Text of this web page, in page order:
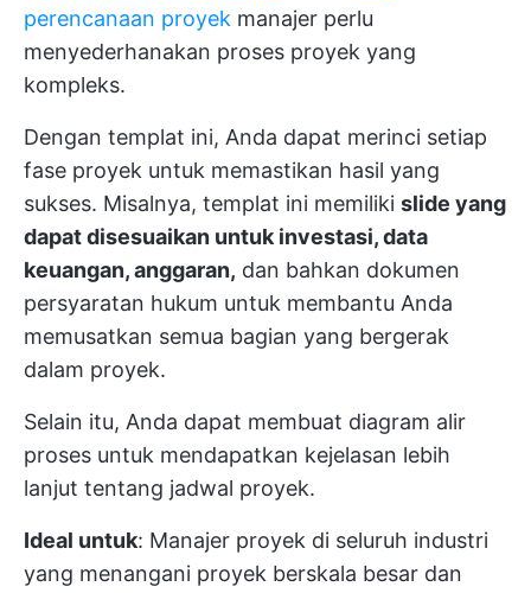
perencanaan proyek manajer perlu
menyederhanakan proses proyek yang
kompleks.
Dengan templat ini, Anda dapat merinci setiap
fase proyek untuk memastikan hasil yang
sukses. Misalnya, templat ini memiliki slide yang
dapat disesuaikan untuk investasi, data
keuangan, anggaran, dan bahkan dokumen
persyaratan hukum untuk membantu Anda
memusatkan semua bagian yang bergerak
dalam proyek.
Selain itu, Anda dapat membuat diagram alir
proses untuk mendapatkan kejelasan lebih
lanjut tentang jadwal proyek.
Ideal untuk: Manajer proyek di seluruh industri
yang menangani proyek berskala besar dan